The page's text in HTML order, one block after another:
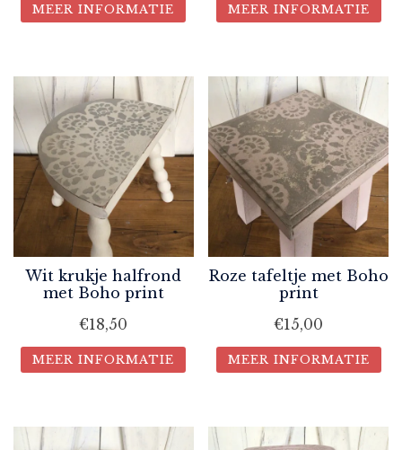
MEER INFORMATIE MEER INFORMATIE
Wit krukje halfrond
met Boho print
€18,50
MEER INFORMATIE
Roze tafeltje met Boho
print
€15,00
MEER INFORMATIE